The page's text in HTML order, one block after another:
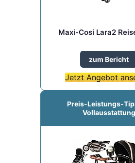
Maxi-Cosi Lara2
zum Bericht
Jetzt Angebot
Preis-Leistungs-
Vollausstattung